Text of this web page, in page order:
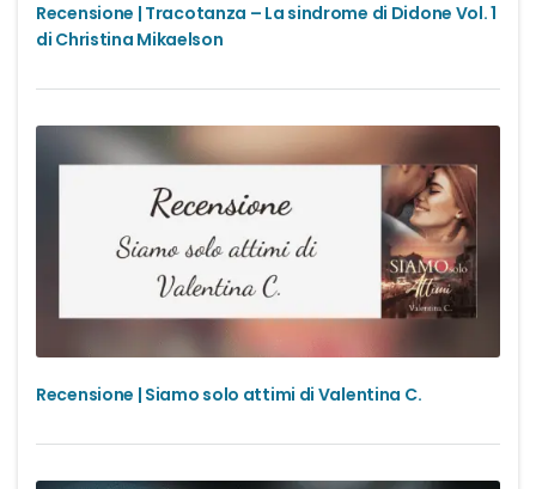
Recensione | Tracotanza – La sindrome di Didone Vol. 1
di Christina Mikaelson
Recensione | Siamo solo attimi di Valentina C.